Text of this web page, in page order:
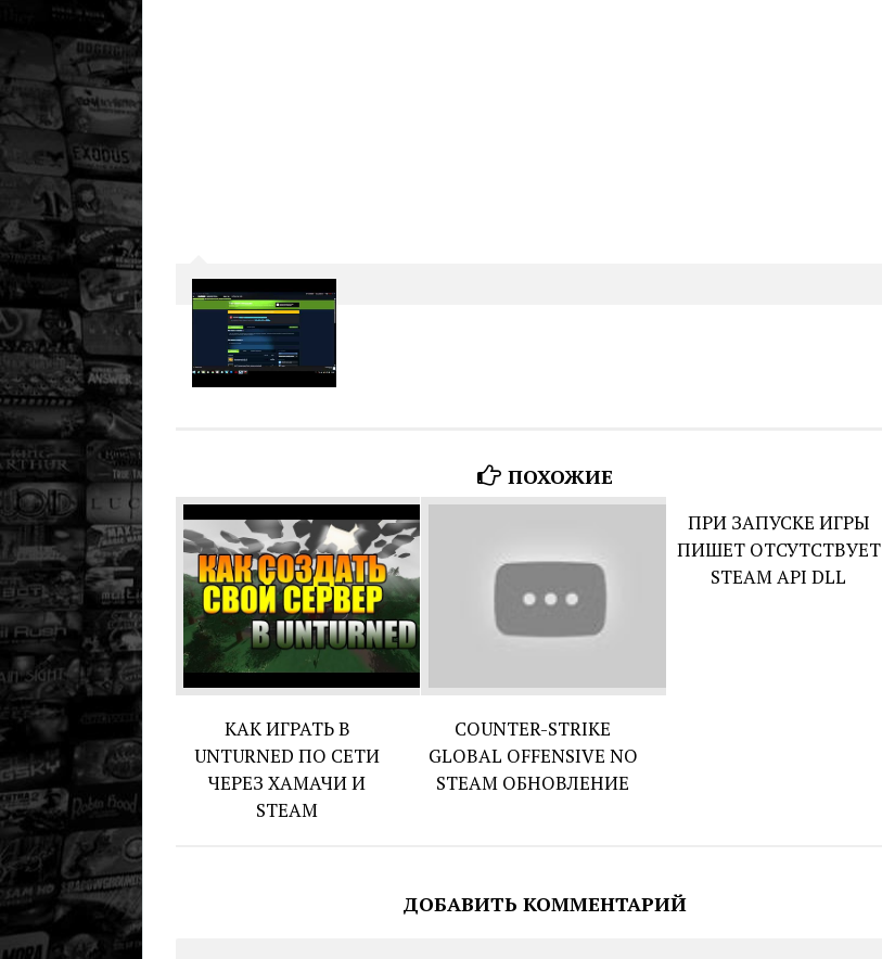
ПОХОЖИЕ
КАК ИГРАТЬ В
UNTURNED ПО СЕТИ
ЧЕРЕЗ ХАМАЧИ И
STEAM
COUNTER-STRIKE
GLOBAL OFFENSIVE NO
STEAM ОБНОВЛЕНИЕ
ПРИ ЗАПУСКЕ ИГРЫ
ПИШЕТ ОТСУТСТВУЕТ
STEAM API DLL
ДОБАВИТЬ КОММЕНТАРИЙ